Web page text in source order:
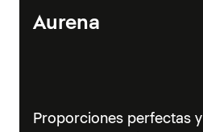
Aurena
Proporciones perfectas y